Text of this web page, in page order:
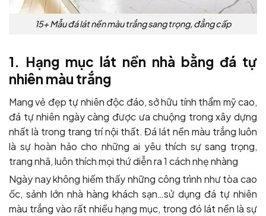
15+ Mẫu đá lát nền màu trắng sang trọng, đẳng cấp
1. Hạng mục lát nền nhà bằng đá tự
nhiên màu trắng
Mang vẻ đẹp tự nhiên độc đáo, sở hữu tính thẩm mỹ cao,
đá tự nhiên ngày càng được ưa chuộng trong xây dựng
nhất là trong trang trí nội thất. Đá lát nền màu trắng luôn
là sự hoàn hảo cho những ai yêu thích sự sang trọng,
trang nhã, luôn thích mọi thứ diễn ra 1 cách nhẹ nhàng
Ngày nay không hiếm thấy những công trình như tòa cao
ốc, sảnh lớn nhà hàng khách sạn…sử dụng đá tự nhiên
màu trắng vào rất nhiều hạng mục, trong đó lát nền là sự